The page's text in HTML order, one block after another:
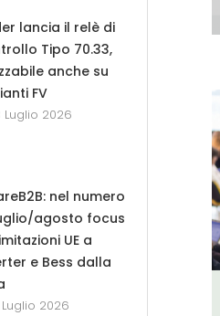
lancia il relè di
Tipo 70.33,
anche su
FV
Luglio 2026
nel numero
agosto focus
UE a
e Bess dalla
2026